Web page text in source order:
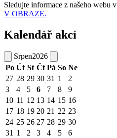
Sledujte informace z našeho webu v
V OBRAZE.
Kalendář akcí
Srpen2026
Po Út St Čt Pá So Ne
27 28 29 30 31 1
2
3
4 5 6 7 8
9
10 11 12 13 14 15 16
17 18 19 20 21 22 23
24 25 26 27 28 29 30
31 1 2 3 4 5 6